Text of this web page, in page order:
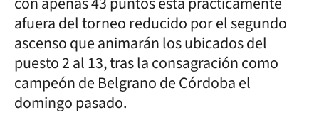
afuera del torneo reducido por el segundo
ascenso que animarán los ubicados del
puesto 2 al 13, tras la consagración como
campeón de Belgrano de Córdoba el
domingo pasado.